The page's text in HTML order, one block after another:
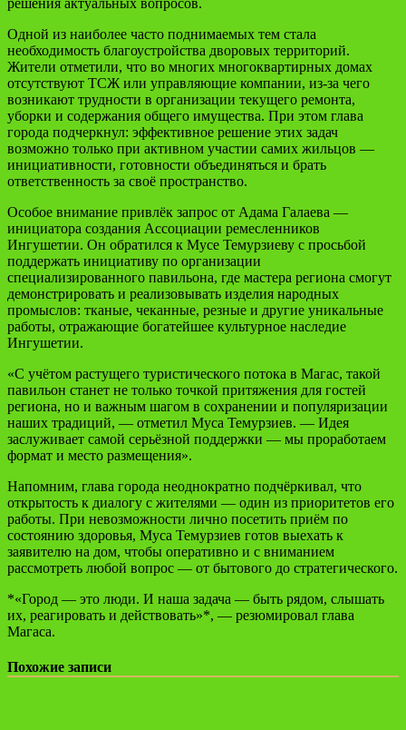
Одной из наиболее часто поднимаемых тем стала
необходимость благоустройства дворовых территорий.
Жители отметили, что во многих многоквартирных домах
отсутствуют ТСЖ или управляющие компании, из-за чего
возникают трудности в организации текущего ремонта,
уборки и содержания общего имущества. При этом глава
города подчеркнул: эффективное решение этих задач
возможно только при активном участии самих жильцов —
инициативности, готовности объединяться и брать
ответственность за своё пространство.
Особое внимание привлёк запрос от Адама Галаева —
инициатора создания Ассоциации ремесленников
Ингушетии. Он обратился к Мусе Темурзиеву с просьбой
поддержать инициативу по организации
специализированного павильона, где мастера региона смогут
демонстрировать и реализовывать изделия народных
промыслов: тканые, чеканные, резные и другие уникальные
работы, отражающие богатейшее культурное наследие
Ингушетии.
«С учётом растущего туристического потока в Магас, такой
павильон станет не только точкой притяжения для гостей
региона, но и важным шагом в сохранении и популяризации
наших традиций, — отметил Муса Темурзиев. — Идея
заслуживает самой серьёзной поддержки — мы проработаем
формат и место размещения».
Напомним, глава города неоднократно подчёркивал, что
открытость к диалогу с жителями — один из приоритетов его
работы. При невозможности лично посетить приём по
состоянию здоровья, Муса Темурзиев готов выехать к
заявителю на дом, чтобы оперативно и с вниманием
рассмотреть любой вопрос — от бытового до стратегического.
*«Город — это люди. И наша задача — быть рядом, слышать
их, реагировать и действовать»*, — резюмировал глава
Магаса.
Похожие записи